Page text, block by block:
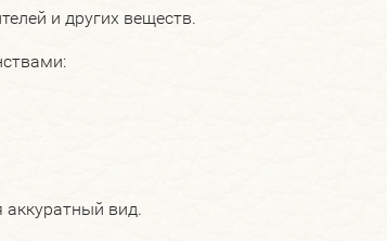
и других веществ.
аккуратный вид.